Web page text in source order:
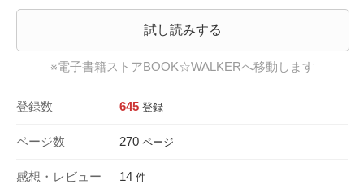
試し読みする
※電子書籍ストアBOOK☆WALKERへ移動します
登録数 645 登録
ページ数 270 ページ
感想・レビュー 14 件